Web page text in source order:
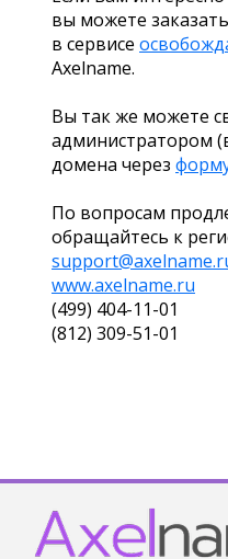
вы можете
в сервисе
Axelname.
Вы так же можете
администратором
домена через
По вопросам
обращайтесь к
www.axelname.ru
(499) 404-11-01
(812) 309-51-01